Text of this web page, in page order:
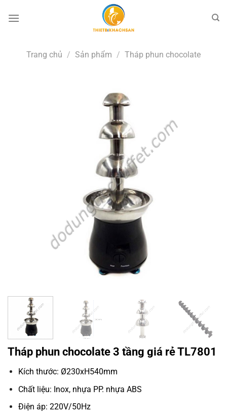
qua
Trang chủ / Sản phẩm / Tháp phun chocolate
Tháp phun chocolate 3 tầng giá rẻ TL7801
Kích thước: Ø230xH540mm
Chất liệu: Inox, nhựa PP. nhựa ABS
Điện áp: 220V/50Hz